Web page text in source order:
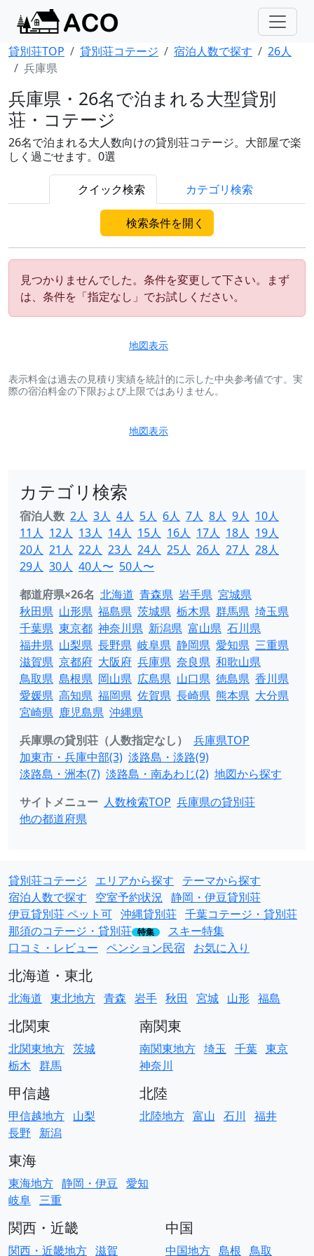
貸別荘TOP 貸別荘コテージ 宿泊人数で探す
26人
兵庫県
兵庫県・26名で泊まれる大型貸別
荘・コテージ
26名で泊まれる大人数向けの貸別荘コテージ。大部屋で楽
しく過ごせます。0選
クイック検索 カテゴリ検索
検索条件を開く
見つかりませんでした。条件を変更して下さい。まず
は、条件を「指定なし」でお試しください。
地図表示
表示料金は過去の見積り実績を統計的に示した中央参考値です。実
際の宿泊料金の下限および上限ではありません。
地図表示
カテゴリ検索
宿泊人数 2人 3人 4人 5人 6人 7人 8人 9人 10人
11人 12人 13人 14人 15人 16人 17人 18人 19人
20人 21人 22人 23人 24人 25人 26人 27人 28人
29人 30人 40人〜 50人〜
都道府県×26名 北海道 青森県 岩手県 宮城県
秋田県 山形県 福島県 茨城県 栃木県 群馬県 埼玉県
千葉県 東京都 神奈川県 新潟県 富山県 石川県
福井県 山梨県 長野県 岐阜県 静岡県 愛知県 三重県
滋賀県 京都府 大阪府 兵庫県 奈良県 和歌山県
鳥取県 島根県 岡山県 広島県 山口県 徳島県 香川県
愛媛県 高知県 福岡県 佐賀県 長崎県 熊本県 大分県
宮崎県 鹿児島県 沖縄県
兵庫県の貸別荘（人数指定なし）
兵庫県TOP
加東市・兵庫中部(3) 淡路島・淡路(9)
淡路島・洲本(7) 淡路島・南あわじ(2) 地図から探す
サイトメニュー 人数検索TOP 兵庫県の貸別荘
他の都道府県
貸別荘コテージ エリアから探す
テーマから探す
宿泊人数で探す
空室予約状況 静岡・伊豆貸別荘
伊豆貸別荘 ペット可 沖縄貸別荘 千葉コテージ・貸別荘
那須のコテージ・貸別荘 特集
スキー特集
口コミ・レビュー ペンション民宿 お気に入り
北海道・東北
北海道 東北地方 青森 岩手 秋田 宮城 山形 福島
北関東
北関東地方 茨城
栃木 群馬
南関東
南関東地方 埼玉 千葉 東京
神奈川
甲信越
甲信越地方 山梨
長野
新潟
北陸
北陸地方 富山 石川 福井
東海
東海地方 静岡・伊豆 愛知
岐阜 三重
関西・近畿
関西・近畿地方 滋賀
中国
中国地方 島根 鳥取